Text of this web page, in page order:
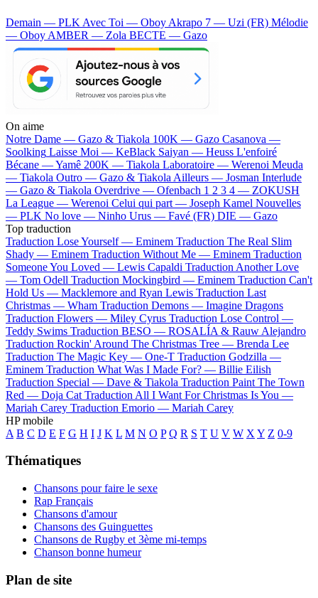
Demain — PLK Avec Toi — Oboy Akrapo 7 — Uzi (FR) Mélodie
— Oboy AMBER — Zola BECTE — Gazo
On aime
Notre Dame — Gazo & Tiakola 100K — Gazo Casanova —
Soolking Laisse Moi — KeBlack Saiyan — Heuss L'enfoiré
Bécane —Yamê 200K — Tiakola Laboratoire — Werenoi Meuda
— Tiakola Outro — Gazo & Tiakola Ailleurs — Josman Interlude
— Gazo & Tiakola Overdrive — Ofenbach 1 2 3 4 — ZOKUSH
La League — Werenoi Celui qui part — Joseph Kamel Nouvelles
— PLK No love — Ninho Urus — Favé (FR) DIE — Gazo
Top traduction
Traduction Lose Yourself — Eminem Traduction The Real Slim
Shady — Eminem Traduction Without Me — Eminem Traduction
Someone You Loved — Lewis Capaldi Traduction Another Love
— Tom Odell Traduction Mockingbird — Eminem Traduction Can't
Hold Us — Macklemore and Ryan Lewis Traduction Last
Christmas — Wham Traduction Demons — Imagine Dragons
Traduction Flowers — Miley Cyrus Traduction Lose Control —
Teddy Swims Traduction BESO — ROSALÍA & Rauw Alejandro
Traduction Rockin' Around The Christmas Tree — Brenda Lee
Traduction The Magic Key — One-T Traduction Godzilla —
Eminem Traduction What Was I Made For? — Billie Eilish
Traduction Special — Dave & Tiakola Traduction Paint The Town
Red — Doja Cat Traduction All I Want For Christmas Is You —
Mariah Carey Traduction Emorio — Mariah Carey
HP mobile
A B C D E F G H I J K L M N O P Q R S T U V W X Y Z 0-9
Thématiques
Chansons pour faire le sexe
Rap Français
Chansons d'amour
Chansons des Guinguettes
Chansons de Rugby et 3ème mi-temps
Chanson bonne humeur
Plan de site